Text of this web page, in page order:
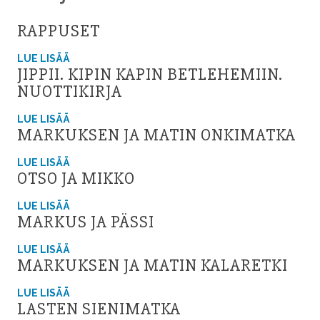
RAPPUSET
LUE LISÄÄ
JIPPII. KIPIN KAPIN BETLEHEMIIN.
NUOTTIKIRJA
LUE LISÄÄ
MARKUKSEN JA MATIN ONKIMATKA
LUE LISÄÄ
OTSO JA MIKKO
LUE LISÄÄ
MARKUS JA PÄSSI
LUE LISÄÄ
MARKUKSEN JA MATIN KALARETKI
LUE LISÄÄ
LASTEN SIENIMATKA